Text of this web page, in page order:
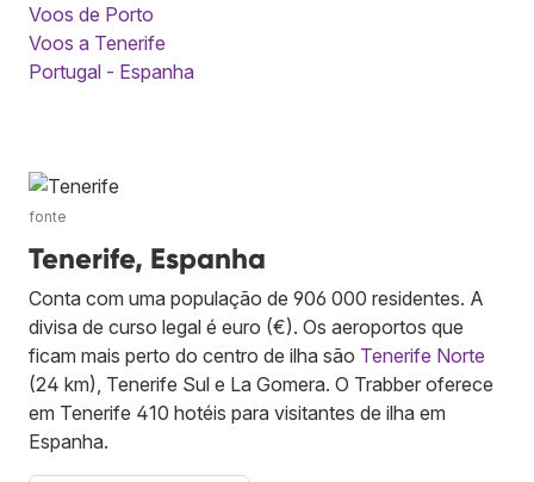
Voos de Porto
Voos a Tenerife
Portugal - Espanha
fonte
Tenerife, Espanha
Conta com uma população de 906 000 residentes. A
divisa de curso legal é euro (€). Os aeroportos que
ficam mais perto do centro de ilha são Tenerife Norte
(24 km), Tenerife Sul e La Gomera. O Trabber oferece
em Tenerife 410 hotéis para visitantes de ilha em
Espanha.